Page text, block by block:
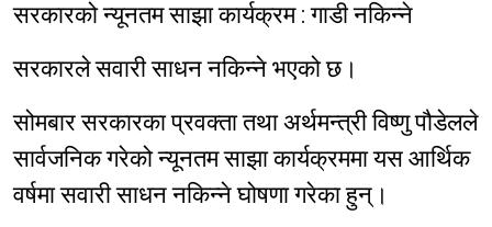
सरकारको न्यूनतम साझा कार्यक्रम : गाडी नकिन्ने
सरकारले सवारी साधन नकिन्ने भएको छ।
सोमबार सरकारका प्रवक्ता तथा अर्थमन्त्री विष्णु पौडेलले
सार्वजनिक गरेको न्यूनतम साझा कार्यक्रममा यस आर्थिक
वर्षमा सवारी साधन नकिन्ने घोषणा गरेका हुन्।